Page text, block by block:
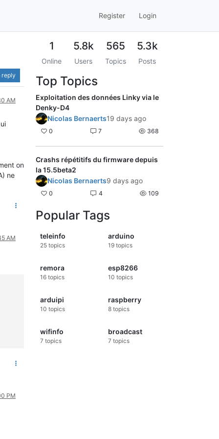
Register Login
reply
AM
on
ne
AM
PM
1
Online
5.8k
Users
565
Topics
5.3k
Posts
Top Topics
Exploitation des données Linky via le
Denky-D4
Nicolas Bernaerts19 days ago
0 7 368
Crashs répétitifs du firmware depuis
la 15.5beta2
Nicolas Bernaerts9 days ago
0 4 109
Popular Tags
teleinfo
25 topics
arduino
19topics
remora
16 topics
esp8266
10 topics
arduipi
10 topics
raspberry
8topics
wifinfo
7 topics
broadcast
7 topics